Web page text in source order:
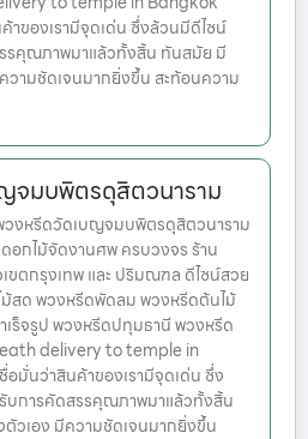
าของเรามีจุดเด่น ซึ่งล้วนมีดีไซน์
รคุณภาพมาแล้วทั้งสิ้น ทันสมัย มี
วามชัดเจนมากยิ่งขึ้น สะท้อนความ
จมบพิตรดุสิตวนาราม
งหรีดวัดเบญจมบพิตรดุสิตวนาราม
อกไม้จัดงานศพ ครบวงจร ร้าน
ขตกรุงเทพ และ ปริมณฑล ดีไซน์สวย
สด พวงหรีดพัดลม พวงหรีดต้นไม้
ร็จรูป พวงหรีดปทุมธานี พวงหรีด
delivery to temple in
อมั่นว่าสินค้าของเรามีจุดเด่น ซึ่ง
บการคัดสรรคุณภาพมาแล้วทั้งสิ้น
วเอง มีความชัดเจนมากยิ่งขึ้น